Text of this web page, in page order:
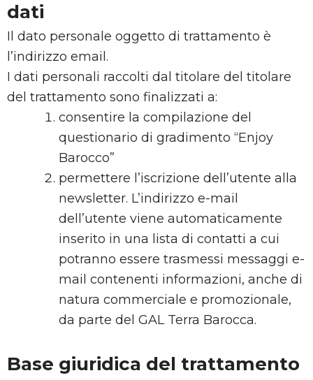
dati
Il dato personale oggetto di trattamento è
l’indirizzo email.
I dati personali raccolti dal titolare del titolare
del trattamento sono finalizzati a:
consentire la compilazione del
questionario di gradimento “Enjoy
Barocco”
permettere l’iscrizione dell’utente alla
newsletter. L’indirizzo e-mail
dell’utente viene automaticamente
inserito in una lista di contatti a cui
potranno essere trasmessi messaggi e-
mail contenenti informazioni, anche di
natura commerciale e promozionale,
da parte del GAL Terra Barocca.
Base giuridica del trattamento